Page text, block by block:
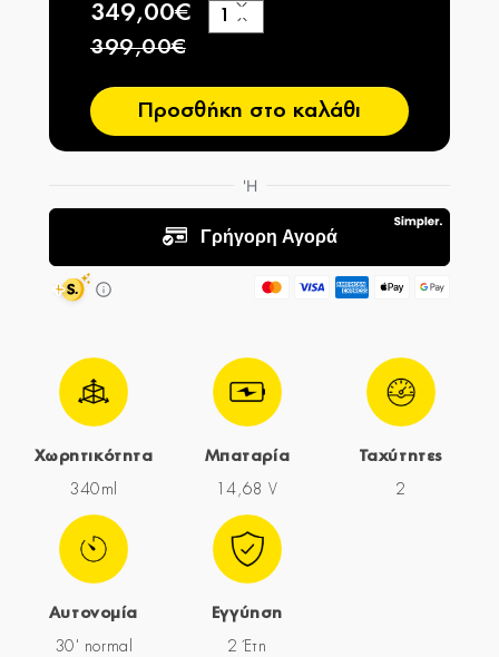
349,00€
399,00€
−
+
Προσθήκη στο καλάθι
Χωρητικότητα
340ml
Μπαταρία
14,68 V
Ταχύτητες
2
Αυτονομία
30' normal
Εγγύηση
2 Έτη